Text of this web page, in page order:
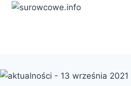
Przejdź